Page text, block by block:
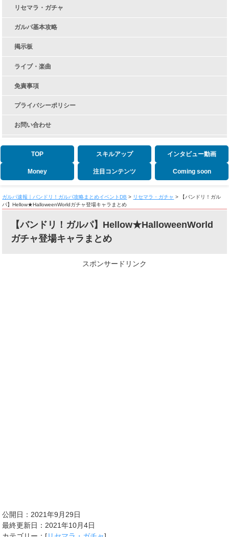
リセマラ・ガチャ
ガルパ基本攻略
掲示板
ライブ・楽曲
免責事項
プライバシーポリシー
お問い合わせ
TOP スキルアップ インタビュー動画
Money 注目コンテンツ Coming soon
ガルパ速報｜バンドリ！ガルパ攻略まとめイベントDB > リセマラ・ガチャ >
【バンドリ！ガル
パ】Hellow★HalloweenWorldガチャ登場キャラまとめ
【バンドリ！ガルパ】Hellow★HalloweenWorld
ガチャ登場キャラまとめ
スポンサードリンク
公開日：2021年9月29日
最終更新日：2021年10月4日